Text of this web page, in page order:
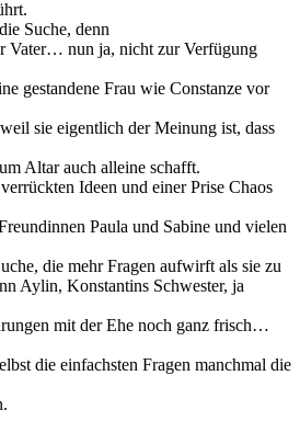
Suche, denn
Vater… nun ja, nicht zur Verfügung
gestandene Frau wie Constanze vor
sie eigentlich der Meinung ist, dass
Altar auch alleine schafft.
Ideen und einer Prise Chaos
Paula und Sabine und vielen
die mehr Fragen aufwirft als sie zu
Aylin, Konstantins Schwester, ja
mit der Ehe noch ganz frisch…
die einfachsten Fragen manchmal die